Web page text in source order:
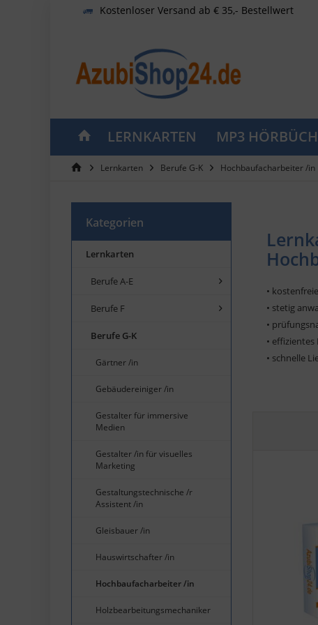
Kostenloser Versand ab € 35,- Bestellwert
LERNKARTEN MP3
Lernkarten Berufe G-K Hochbaufacharbeiter /in
Kategorien
Lernkarten
Berufe A-E
Berufe F
Berufe G-K
Gärtner /in
Gebäudereiniger /in
Gestalter für immersive
Medien
Gestalter /in für visuelles
Marketing
Gestaltungstechnische /r
Assistent /in
Gleisbauer /in
Hauswirtschafter /in
Hochbaufacharbeiter /in
Holzbearbeitungsmechaniker
•
• stetig
•
•
• schnelle